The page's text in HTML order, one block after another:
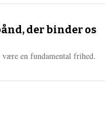
der binder os
en fundamental frihed.